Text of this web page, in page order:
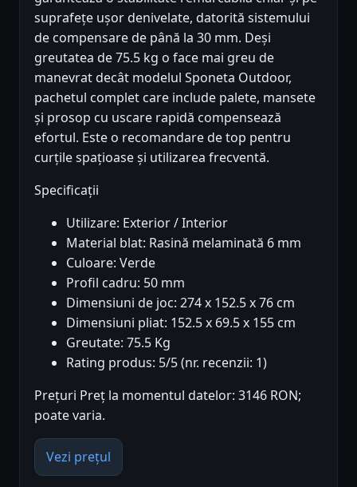
suprafețe ușor denivelate, datorită sistemului
de compensare de până la 30 mm. Deși
greutatea de 75.5 kg o face mai greu de
manevrat decât modelul Sponeta Outdoor,
pachetul complet care include palete, mansete
și prosop cu uscare rapidă compensează
efortul. Este o recomandare de top pentru
curțile spațioase și utilizarea frecventă.
Specificații
Utilizare: Exterior / Interior
Material blat: Rasină melaminată 6 mm
Culoare: Verde
Profil cadru: 50 mm
Dimensiuni de joc: 274 x 152.5 x 76 cm
Dimensiuni pliat: 152.5 x 69.5 x 155 cm
Greutate: 75.5 Kg
Rating produs: 5/5 (nr. recenzii: 1)
Prețuri Preț la momentul datelor: 3146 RON;
poate varia.
Vezi prețul